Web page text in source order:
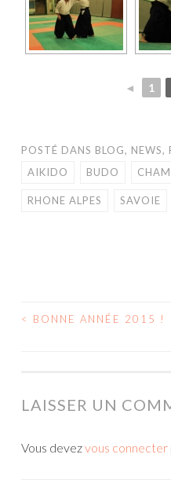
◄ 1
POSTÉ DANS BLOG, NEWS,
AIKIDO
BUDO
RHONE ALPES SAVOIE
< BONNE ANNÉE 2015 !
LAISSER UN
Vous devezvous connecter